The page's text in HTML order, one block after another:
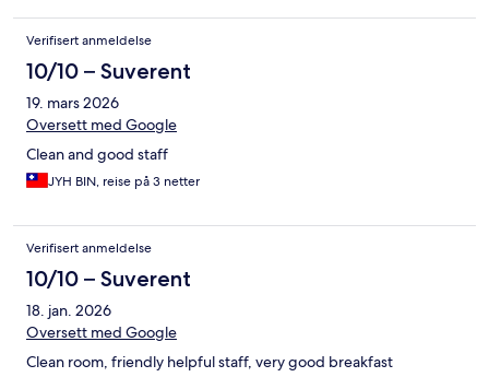
Verifisert anmeldelse
10/10 – Suverent
19. mars 2026
Oversett med Google
Clean and good staff
JYH BIN, reise på 3 netter
Verifisert anmeldelse
10/10 – Suverent
18. jan. 2026
Oversett med Google
Clean room, friendly helpful staff, very good breakfast